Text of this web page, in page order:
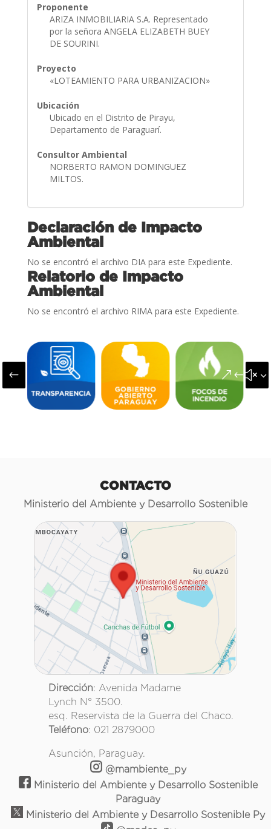
Proponente
ARIZA INMOBILIARIA S.A. Representado
por la señora ANGELA ELIZABETH BUEY
DE SOURINI.
Proyecto
«LOTEAMIENTO PARA URBANIZACION»
Ubicación
Ubicado en el Distrito de Pirayu,
Departamento de Paraguarí.
Consultor Ambiental
NORBERTO RAMON DOMINGUEZ
MILTOS.
Declaración de Impacto
Ambiental
No se encontró el archivo DIA para este Expediente.
Relatorio de Impacto
Ambiental
No se encontró el archivo RIMA para este Expediente.
#
CONTACTO
Ministerio del Ambiente y Desarrollo Sostenible
Dirección: Avenida Madame
Lynch N° 3500.
esq. Reservista de la Guerra del Chaco.
Teléfono: 021 2879000
Asunción, Paraguay.
@mambiente_py
Ministerio del Ambiente y Desarrollo Sostenible
Paraguay
Ministerio del Ambiente y Desarrollo Sostenible Py